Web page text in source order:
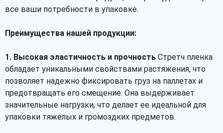
все ваши потребности в упаковке.
Преимущества нашей продукции:
1. Высокая эластичность и прочность Стретч пленка
обладает уникальными свойствами растяжения, что
позволяет надежно фиксировать груз на паллетах и
предотвращать его смещение. Она выдерживает
значительные нагрузки, что делает ее идеальной для
упаковки тяжелых и громоздких предметов.